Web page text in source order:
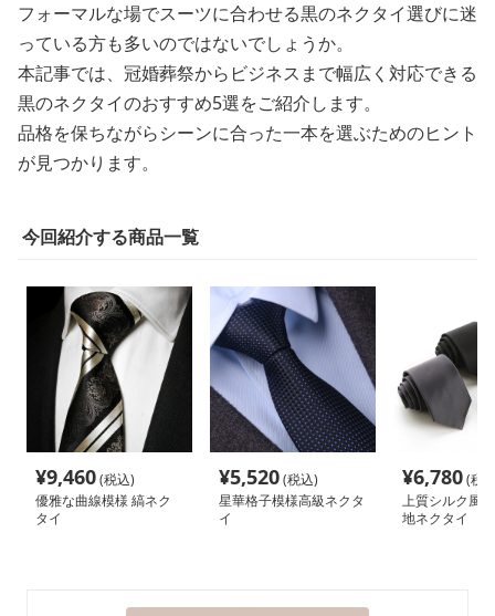
フォーマルな場でスーツに合わせる黒のネクタイ選びに迷
っている方も多いのではないでしょうか。
本記事では、冠婚葬祭からビジネスまで幅広く対応できる
黒のネクタイのおすすめ5選をご紹介します。
品格を保ちながらシーンに合った一本を選ぶためのヒント
が見つかります。
今回紹介する商品一覧
¥9,460(税込)
優雅な曲線模様 縞ネク
タイ
¥5,520(税込)
星華格子模様高級ネクタ
イ
¥6,780(税
上質シルク風
地ネクタイ